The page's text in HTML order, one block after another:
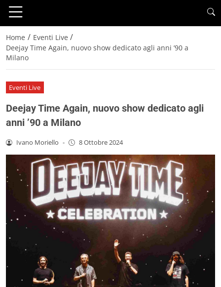
Home / Eventi Live /
Deejay Time Again, nuovo show dedicato agli anni ’90 a
Milano
Eventi Live
Deejay Time Again, nuovo show dedicato agli
anni ’90 a Milano
Ivano Moriello - 8 Ottobre 2024